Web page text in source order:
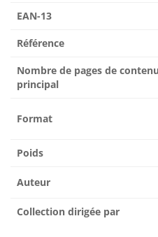
EAN-13
Référence
Nombre de pages de contenu
principal
Format
Poids
Auteur
Collection dirigée par